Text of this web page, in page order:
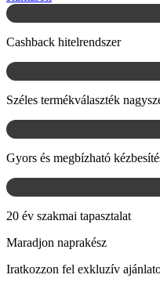
Cashback hitelrendszer
Széles termékválaszték
Gyors és megbízható
20 év szakmai tapasztalat
Maradjon naprakész
Iratkozzon fel exkluzív